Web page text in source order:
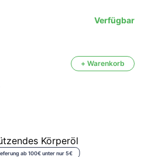
Verfügbar
+ Warenkorb
ab 100€ unter nur 5€